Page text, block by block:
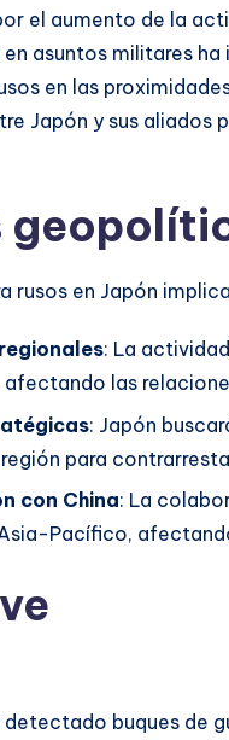
el aumento de la
asuntos militares
en las
Japón y sus aliados
rusos en Japón
: La
afectando las
: Japón
para
con China: La
Pacífico,
buques de